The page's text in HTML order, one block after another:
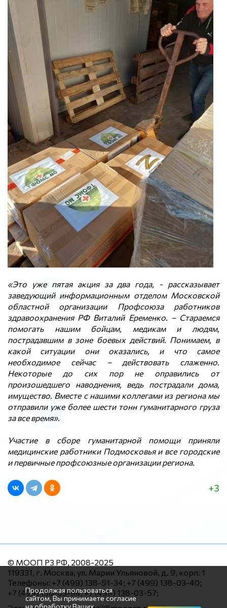
«Это уже пятая акция за два года, - рассказывает
заведующий информационным отделом Московской
областной организации Профсоюза работников
здравоохранения РФ Виталий Еременко. – Стараемся
помогать нашим бойцам, медикам и людям,
пострадавшим в зоне боевых действий. Понимаем, в
какой ситуации они оказались, и что самое
необходимое сейчас – действовать слаженно.
Некоторые до сих пор не оправились от
произошедшего наводнения, ведь пострадали дома,
имущество. Вместе с нашими коллегами из региона мы
отправили уже более шести тонн гуманитарного груза
за все время».
Участие в сборе гуманитарной помощи приняли
медицинские работники Подмосковья и все городские
и первичные профсоюзные организации региона.
+3
© МООП РЗ РФ, 2008-2025
119331, г. Москва, ул. Марии Ульяновой, д. 9, корп. 1
Телефоны: +7 (499) 138-51-34; +7 (499) 138-03-40;
+7 (499) 138-03-94; +7 (499) 138-03-57;
Продолжая пользоваться
сайтом, Вы принимаете согласие
на обработку Ваших